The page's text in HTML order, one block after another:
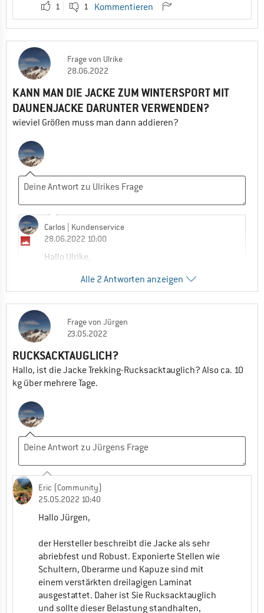
1 1 Kommentieren
Fragevon Ulrike
28.06.2022
KANN MAN DIE JACKE ZUM WINTERSPORT MIT
DAUNENJACKE DARUNTER VERWENDEN?
wieviel Größen muss man dann addieren?
Carlos | Kundenservice
28.06.2022 10:00
Hallo Ulrike,
ja, die Jacke kann hier im Zwiebel Prinzip
getragen werden.
das angedachte Prinzip.
Schnitt, damit mit einer oder mehren Lagen
darunter gerechnet wird. Daher würde ich
hier bei einer normalen Daunenjacke, bei der
Carlos
Steffen
Hallo Carlos
Ich finde das die Jacke sehr Figur betont
geschnitten ist, ich trage diese Jacke mit
zwei relativ dünnen Schichten drunter.
Ein normales Baselayer Merino oder
ähnliches und nen atmungsaktiven
dünnen Fleece Hoody. Eine Daunenjacke
Alle 2 Antworten anzeigen
Fragevon Jürgen
23.05.2022
RUCKSACKTAUGLICH?
Hallo, ist die Jacke Trekking-Rucksacktauglich? Also ca. 10
kg über mehrere Tage.
Eric (Community)
25.05.2022 10:40
Hallo Jürgen,
der Hersteller beschreibt die Jacke als sehr
abriebfest und Robust. Exponierte Stellen wie
Schultern, Oberarme und Kapuze sind mit
einem verstärkten dreilagigen Laminat
ausgestattet. Daher ist Sie Rucksacktauglich
und sollte dieser Belastung standhalten,